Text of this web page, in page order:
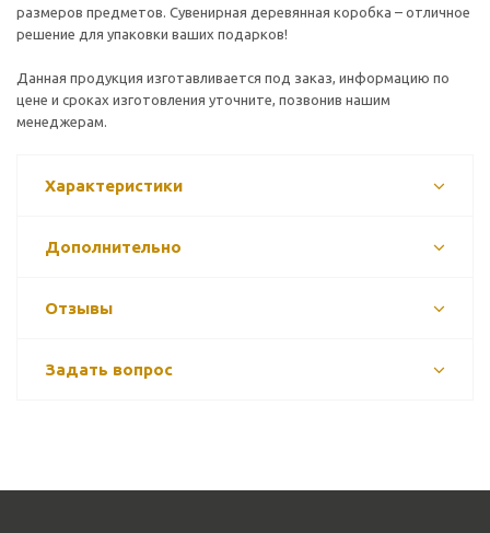
размеров предметов. Сувенирная деревянная коробка – отличное
решение для упаковки ваших подарков!
Данная продукция изготавливается под заказ, информацию по
цене и сроках изготовления уточните, позвонив нашим
менеджерам.
Характеристики
Дополнительно
Отзывы
Задать вопрос